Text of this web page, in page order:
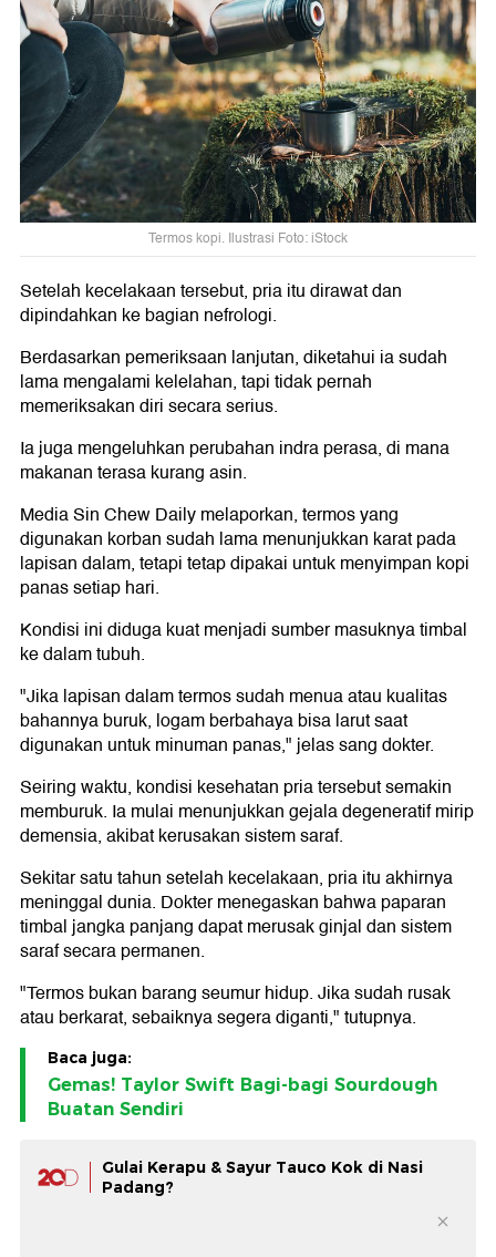
Termos kopi. Ilustrasi Foto: iStock
Setelah kecelakaan tersebut, pria itu dirawat dan
dipindahkan ke bagian nefrologi.
Berdasarkan pemeriksaan lanjutan, diketahui ia sudah
lama mengalami kelelahan, tapi tidak pernah
memeriksakan diri secara serius.
Ia juga mengeluhkan perubahan indra perasa, di mana
makanan terasa kurang asin.
Media Sin Chew Daily melaporkan, termos yang
digunakan korban sudah lama menunjukkan karat pada
lapisan dalam, tetapi tetap dipakai untuk menyimpan kopi
panas setiap hari.
Kondisi ini diduga kuat menjadi sumber masuknya timbal
ke dalam tubuh.
"Jika lapisan dalam termos sudah menua atau kualitas
bahannya buruk, logam berbahaya bisa larut saat
digunakan untuk minuman panas," jelas sang dokter.
Seiring waktu, kondisi kesehatan pria tersebut semakin
memburuk. Ia mulai menunjukkan gejala degeneratif mirip
demensia, akibat kerusakan sistem saraf.
Sekitar satu tahun setelah kecelakaan, pria itu akhirnya
meninggal dunia. Dokter menegaskan bahwa paparan
timbal jangka panjang dapat merusak ginjal dan sistem
saraf secara permanen.
"Termos bukan barang seumur hidup. Jika sudah rusak
atau berkarat, sebaiknya segera diganti," tutupnya.
Baca juga:
Gemas! Taylor Swift Bagi-bagi Sourdough
Buatan Sendiri
Gulai Kerapu & Sayur Tauco Kok di Nasi
Padang?